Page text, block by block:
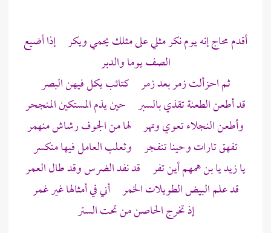
أقدم محاج إنه يوم نكر مثلي على مثلك يحمي ويكر إذا أضيع
الصف يوما والدبر
ثم احزألت زمر بعد زمر كتائب يكل فيهن البصر
قد أطعن الطعنة تقذي بالسبر حين يذم المستكين المنجحر
وأطعن النجلاء تعوي وتهر لها من الجوف رشاش منهمر
تفهق تارات وحينا تنفجر وثعلب العامل فيها منكسر
يا زيد يا بن همهم أين تفر قد نفد الضرس وقد طال العمر
قد علم البيض الطويلات الخمر أني في أمثالها غير غمر
إذ تخرج الحاصن من تحت الستر